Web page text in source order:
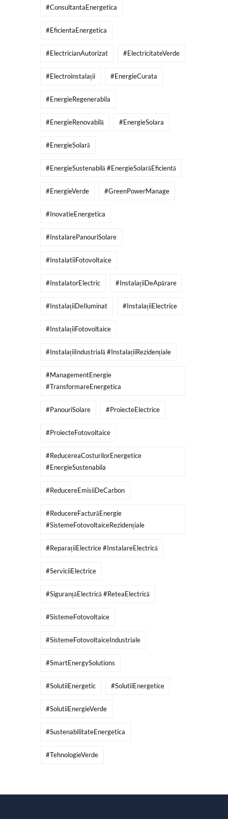
#ConsultantaEnergetica
#EficientaEnergetica
#ElectricianAutorizat #ElectricitateVerde
#Electroinstalații #EnergieCurata
#EnergieRegenerabila
#EnergieRenovabilă #EnergieSolara
#EnergieSolară
#EnergieSustenabilă #EnergieSolarăEficientă
#EnergieVerde #GreenPowerManage
#InovatieEnergetica
#InstalarePanouriSolare
#InstalatiiFotovoltaice
#InstalatorElectric #InstalațiiDeApărare
#InstalațiiDeIluminat #InstalațiiElectrice
#InstalațiiFotovoltaice
#InstalațiiIndustrială #InstalațiiRezidențiale
#ManagementEnergie
#TransformareEnergetica
#PanouriSolare #ProiecteElectrice
#ProiecteFotovoltaice
#ReducereaCosturilorEnergetice
#EnergieSustenabila
#ReducereEmisiiDeCarbon
#ReducereFacturăEnergie
#SistemeFotovoltaiceRezidențiale
#ReparațiiElectrice #InstalareElectrică
#ServiciiElectrice
#SiguranțăElectrică #ReteaElectrică
#SistemeFotovoltaice
#SistemeFotovoltaiceIndustriale
#SmartEnergySolutions
#SolutiiEnergetic #SolutiiEnergetice
#SolutiiEnergieVerde
#SustenabilitateEnergetica
#TehnologieVerde